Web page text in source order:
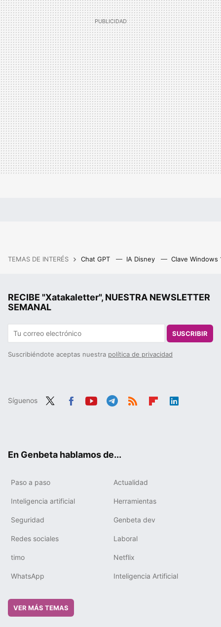
TEMAS DE INTERÉS Chat GPT IA Disney Clave Windows
RECIBE "Xatakaletter", NUESTRA NEWSLETTER
SEMANAL
SUSCRIBIR
Suscribiéndote aceptas nuestra política de privacidad
Síguenos
En Genbeta hablamos de...
Paso a paso Actualidad
Inteligencia artificial Herramientas
Seguridad Genbeta dev
Redes sociales Laboral
timo Netflix
WhatsApp Inteligencia Artificial
VER MÁS TEMAS